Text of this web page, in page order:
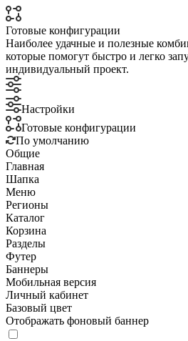
Готовые конфигурации
Наиболее удачные и полезные
которые помогут быстро и легко
индивидуальный проект.
Настройки
Готовые конфигурации
По умолчанию
Общие
Главная
Шапка
Меню
Регионы
Каталог
Корзина
Разделы
Футер
Баннеры
Мобильная версия
Личный кабинет
Базовый цвет
Отображать фоновый баннер